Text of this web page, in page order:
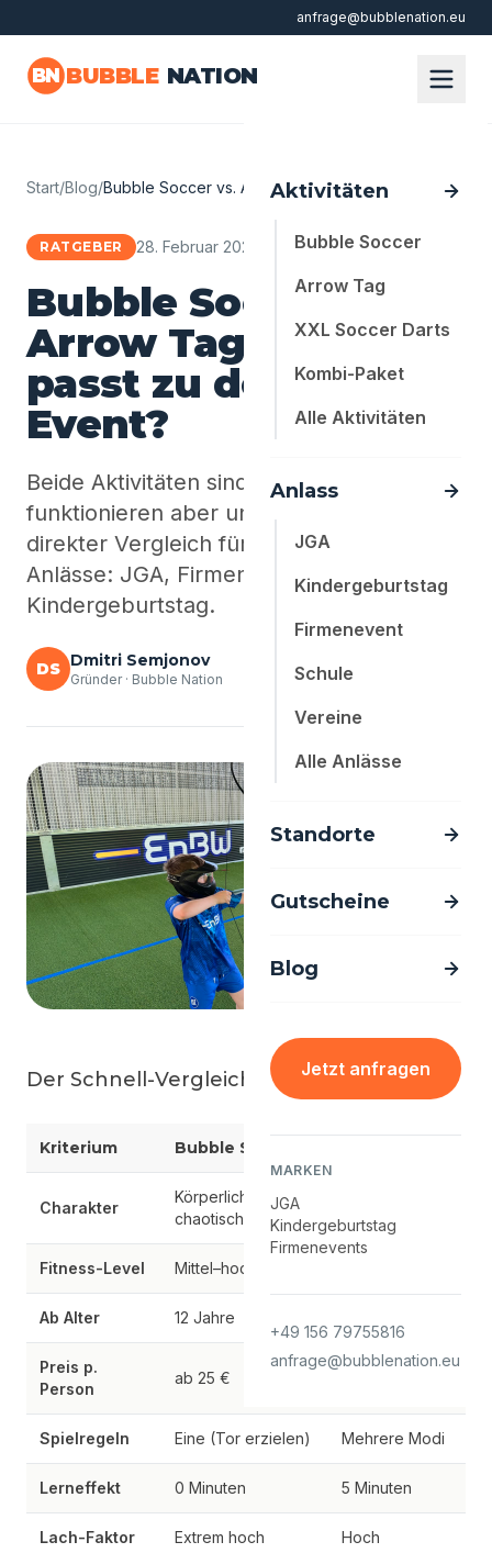
anfrage@bubblenation.eu
BN BUBBLE NATION
Aktivitäten
Bubble Soccer
Arrow Tag
XXL Soccer Darts
Kombi-Paket
Alle Aktivitäten
Anlass
JGA
Kindergeburtstag
Firmenevent
Schule
Vereine
Alle Anlässe
Standorte
Gutscheine
Blog
Jetzt anfragen
MARKEN
JGA
Kindergeburtstag
Firmenevents
+49 156 79755816
anfrage@bubblenation.eu
Start/Blog/Bubble Soccer vs. Arrow Tag - welches pa…
RATGEBER 28. Februar 2026 4 Min. Lesezeit
Bubble Soccer vs.
Arrow Tag - welches
passt zu deinem
Event?
Beide Aktivitäten sind Gruppen-Favoriten,
funktionieren aber unterschiedlich. Ein
direkter Vergleich für die typischen
Anlässe: JGA, Firmenevent,
Kindergeburtstag.
DS Dmitri Semjonov
Gründer · Bubble Nation
Der Schnell-Vergleich
Kriterium Bubble Soccer
Charakter
Körperlich,
chaotisch
schnell
Fitness-Level Mittel–hoch
Ab Alter 12 Jahre
Preis p.
Person
ab 25 €
Spielregeln Eine (Tor erzielen) Mehrere Modi
Lerneffekt 0 Minuten 5 Minuten
Lach-Faktor Extrem hoch Hoch